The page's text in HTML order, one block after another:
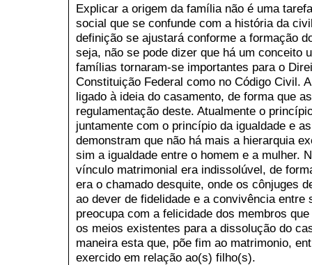
Explicar a origem da família não é uma
social que se confunde com a história da
definição se ajustará conforme a formação
seja, não se pode dizer que há um conceito
famílias tornaram-se importantes para o
Constituição Federal como no Código Civil.
ligado à ideia do casamento, de forma que
regulamentação deste. Atualmente o
juntamente com o princípio da igualdade e
demonstram que não há mais a hierarquia
sim a igualdade entre o homem e a mulher.
vínculo matrimonial era indissolúvel, de
era o chamado desquite, onde os cônjuges
ao dever de fidelidade e a convivência
preocupa com a felicidade dos membros
os meios existentes para a dissolução do
maneira esta que, põe fim ao matrimonio,
exercido em relação ao(s) filho(s).